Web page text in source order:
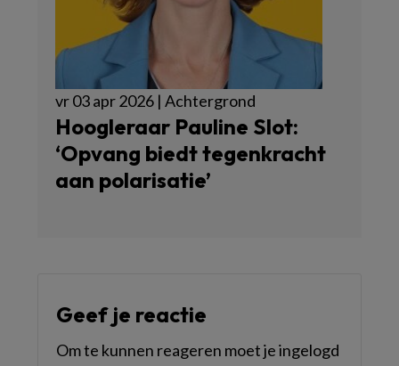
vr 03 apr 2026 | Achtergrond
Hoogleraar Pauline Slot:
‘Opvang biedt tegenkracht
aan polarisatie’
Geef je reactie
Om te kunnen reageren moet je ingelogd